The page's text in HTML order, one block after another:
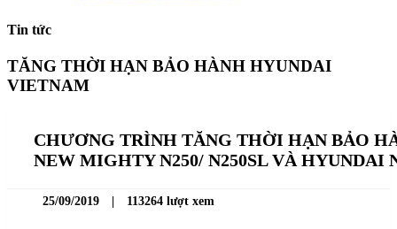
Tin tức
TĂNG THỜI HẠN BẢO HÀNH HYUNDAI
VIETNAM
CHƯƠNG TRÌNH TĂNG THỜI HẠN BẢO
NEW MIGHTY N250/ N250SL VÀ HYUNDAI
25/09/2019 113264 lượt xem